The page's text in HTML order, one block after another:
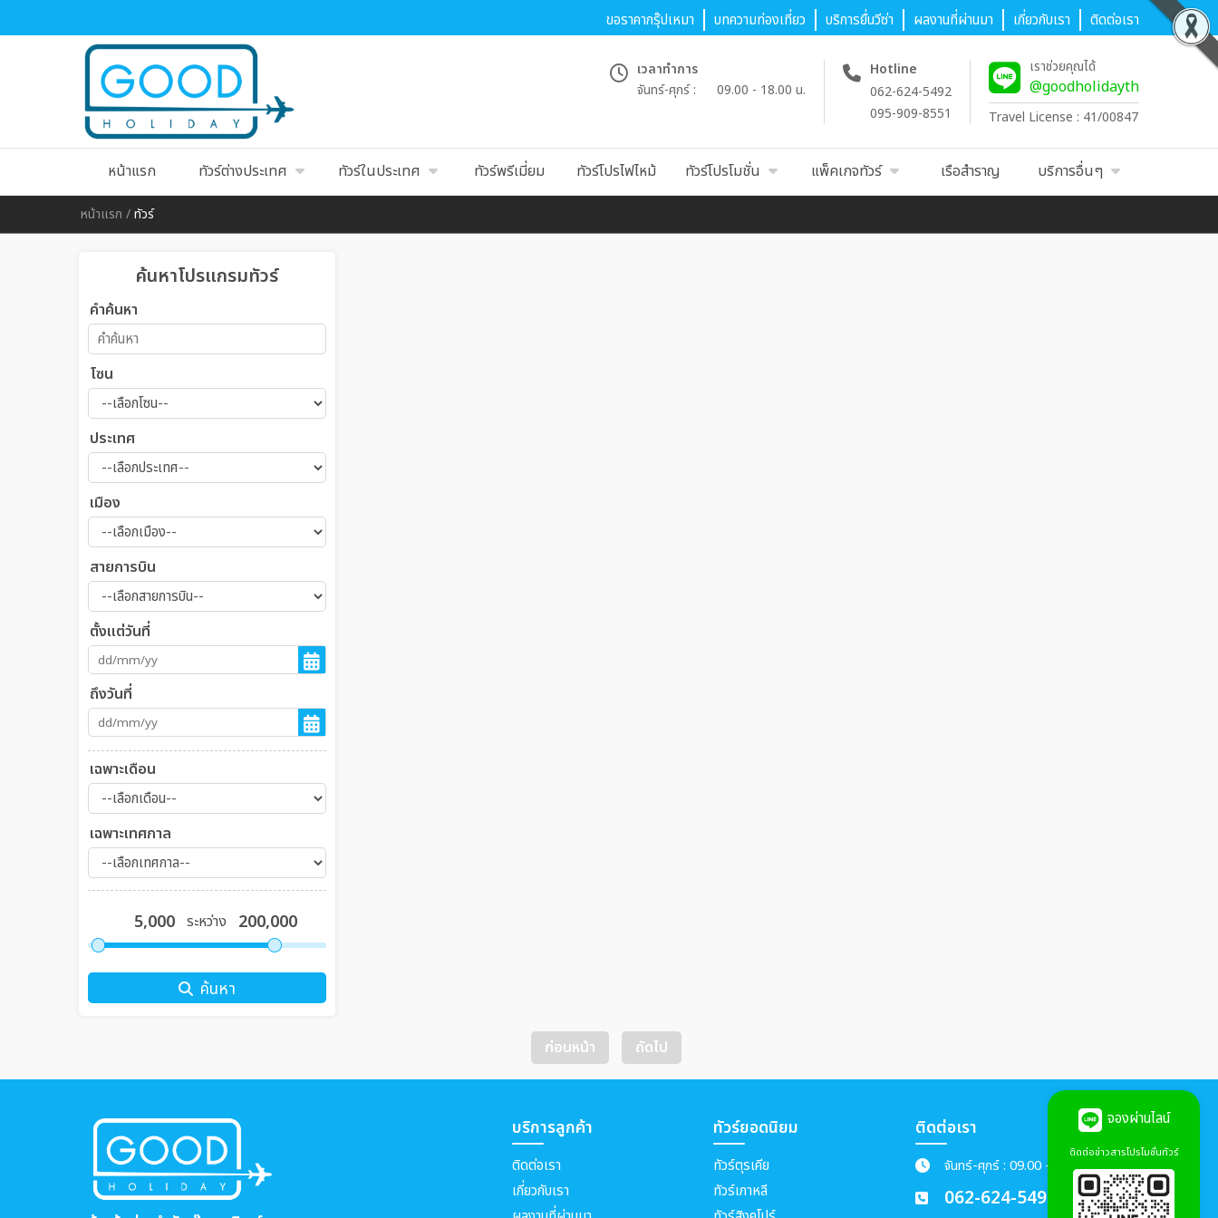
ขอราคากรุ๊ปเหมา บทความท่องเที่ยว บริการยื่นวีซ่า ผลงานที่ผ่านมา เกี่ยวกับเรา ติดต่อเรา
เวลาทำการ
จันทร์-ศุกร์ :
09.00 - 18.00 น.
Hotline
062-624-5492
095-909-8551
เราช่วยคุณได้
@goodholidayth
Travel License : 41/00847
หน้าแรก ทัวร์ต่างประเทศ ทัวร์ในประเทศ ทัวร์พรีเมี่ยม ทัวร์โปรไฟไหม้ ทัวร์โปรโมชั่น แพ็คเกจทัวร์ เรือสำราญ บริการอื่นๆ
หน้าแรก /ทัวร์
ค้นหาโปรแกรมทัวร์
คำค้นหา
โซน
ประเทศ
เมือง
สายการบิน
ตั้งแต่วันที่
ถึงวันที่
เฉพาะเดือน
เฉพาะเทศกาล
ระหว่าง
ค้นหา
ก่อนหน้า ถัดไป
บริการลูกค้า
ติดต่อเรา
เกี่ยวกับเรา
ทัวร์ยอดนิยม
ทัวร์ตุรเคีย
ทัวร์เกาหลี
ติดต่อเรา
จันทร์-ศุกร์ : 09.00 - 18.00 น.
062-624-5492
จองผ่านไลน์
ติดต่อข่าวสารโปรโมชั่นทัวร์